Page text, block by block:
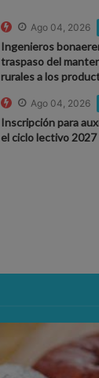
Ago 04, 2026
Ingenieros
traspaso del
rurales a los
Ago 04, 2026
Inscripción para
el ciclo lectivo 2027